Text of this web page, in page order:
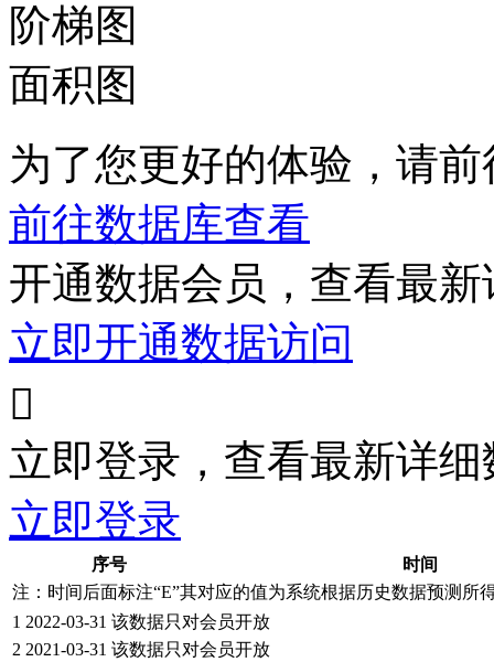
阶梯图
面积图
为了您更好的体验，请
前往数据库查看
开通数据会员，查看最
立即开通数据访问

立即登录，查看最新详细
立即登录
序号
时间
注：时间后面标注“E”其对应的值为系统根据历史数据预测所
1 2022-03-31 该数据只对会员开放
2 2021-03-31 该数据只对会员开放